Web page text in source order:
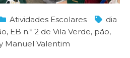
Atividades Escolares
dia
, EB n.º 2 de Vila Verde, pão,
Manuel Valentim